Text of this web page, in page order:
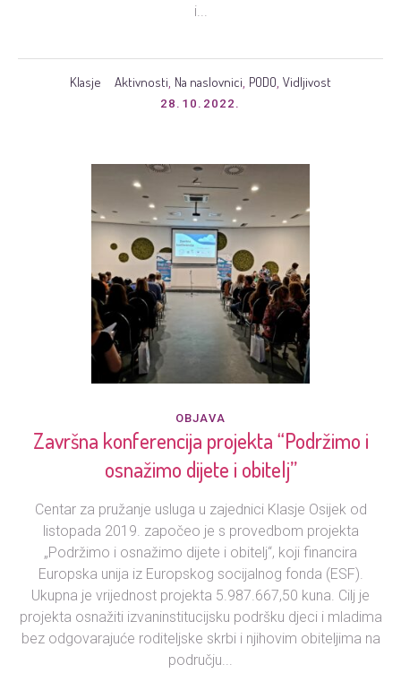
i...
Klasje Aktivnosti, Na naslovnici, PODO, Vidljivost
28.10.2022.
OBJAVA
Završna konferencija projekta “Podržimo i
osnažimo dijete i obitelj”
Centar za pružanje usluga u zajednici Klasje Osijek od
listopada 2019. započeo je s provedbom projekta
„Podržimo i osnažimo dijete i obitelj“, koji financira
Europska unija iz Europskog socijalnog fonda (ESF).
Ukupna je vrijednost projekta 5.987.667,50 kuna. Cilj je
projekta osnažiti izvaninstitucijsku podršku djeci i mladima
bez odgovarajuće roditeljske skrbi i njihovim obiteljima na
području...